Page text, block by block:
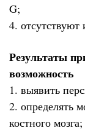
G;
4.
Результаты
возможность
1. выявить
2. определять
костного мозга;